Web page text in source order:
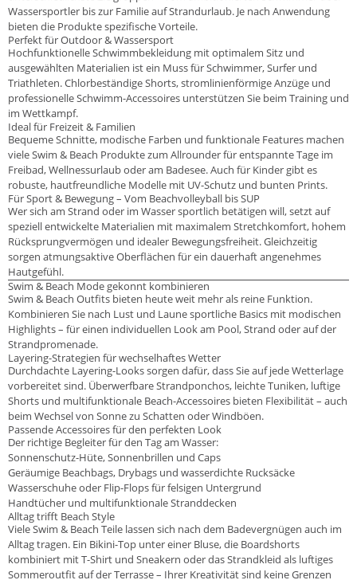
Wassersportler bis zur Familie auf Strandurlaub. Je nach Anwendung
bieten die Produkte spezifische Vorteile.
Perfekt für Outdoor & Wassersport
Hochfunktionelle Schwimmbekleidung mit optimalem Sitz und
ausgewählten Materialien ist ein Muss für Schwimmer, Surfer und
Triathleten. Chlorbeständige Shorts, stromlinienförmige Anzüge und
professionelle Schwimm-Accessoires unterstützen Sie beim Training und
im Wettkampf.
Ideal für Freizeit & Familien
Bequeme Schnitte, modische Farben und funktionale Features machen
viele Swim & Beach Produkte zum Allrounder für entspannte Tage im
Freibad, Wellnessurlaub oder am Badesee. Auch für Kinder gibt es
robuste, hautfreundliche Modelle mit UV-Schutz und bunten Prints.
Für Sport & Bewegung – Vom Beachvolleyball bis SUP
Wer sich am Strand oder im Wasser sportlich betätigen will, setzt auf
speziell entwickelte Materialien mit maximalem Stretchkomfort, hohem
Rücksprungvermögen und idealer Bewegungsfreiheit. Gleichzeitig
sorgen atmungsaktive Oberflächen für ein dauerhaft angenehmes
Hautgefühl.
Swim & Beach Mode gekonnt kombinieren
Swim & Beach Outfits bieten heute weit mehr als reine Funktion.
Kombinieren Sie nach Lust und Laune sportliche Basics mit modischen
Highlights – für einen individuellen Look am Pool, Strand oder auf der
Strandpromenade.
Layering-Strategien für wechselhaftes Wetter
Durchdachte Layering-Looks sorgen dafür, dass Sie auf jede Wetterlage
vorbereitet sind. Überwerfbare Strandponchos, leichte Tuniken, luftige
Shorts und multifunktionale Beach-Accessoires bieten Flexibilität – auch
beim Wechsel von Sonne zu Schatten oder Windböen.
Passende Accessoires für den perfekten Look
Der richtige Begleiter für den Tag am Wasser:
Sonnenschutz-Hüte, Sonnenbrillen und Caps
Geräumige Beachbags, Drybags und wasserdichte Rucksäcke
Wasserschuhe oder Flip-Flops für felsigen Untergrund
Handtücher und multifunktionale Stranddecken
Alltag trifft Beach Style
Viele Swim & Beach Teile lassen sich nach dem Badevergnügen auch im
Alltag tragen. Ein Bikini-Top unter einer Bluse, die Boardshorts
kombiniert mit T-Shirt und Sneakern oder das Strandkleid als luftiges
Sommeroutfit auf der Terrasse – Ihrer Kreativität sind keine Grenzen